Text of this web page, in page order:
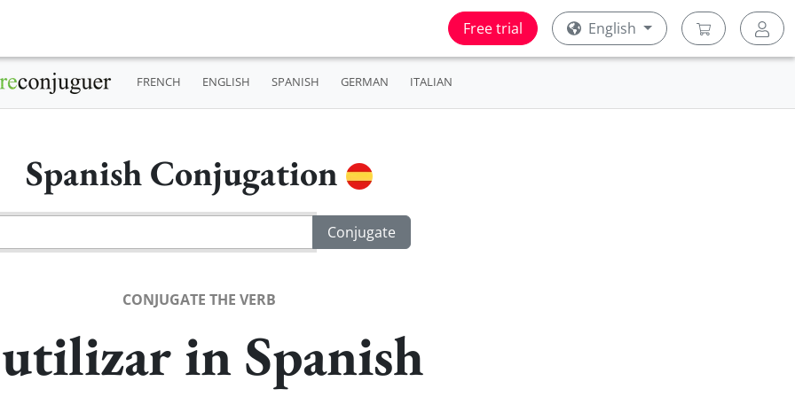
Free trial English
FRENCH ENGLISH SPANISH GERMAN ITALIAN
Spanish Conjugation
CONJUGATE THE VERB
in Spanish